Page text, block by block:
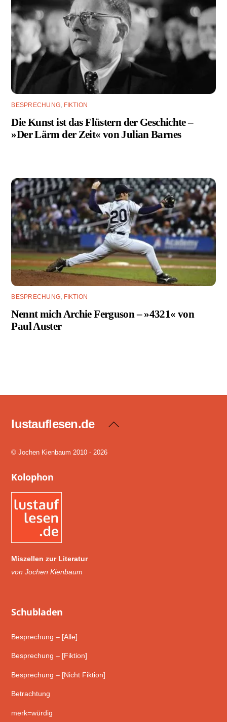
BESPRECHUNG, FIKTION
Die Kunst ist das Flüstern der Geschichte –
»Der Lärm der Zeit« von Julian Barnes
BESPRECHUNG, FIKTION
Nennt mich Archie Ferguson – »4321« von
Paul Auster
Back
lustauflesen.de
© Jochen Kienbaum 2010 - 2026
Kolophon
Miszellen zur Literatur
von Jochen Kienbaum
Schub­laden
Besprechung – [Alle]
Besprechung – [Fiktion]
Besprechung – [Nicht Fiktion]
Betrachtung
merk=würdig